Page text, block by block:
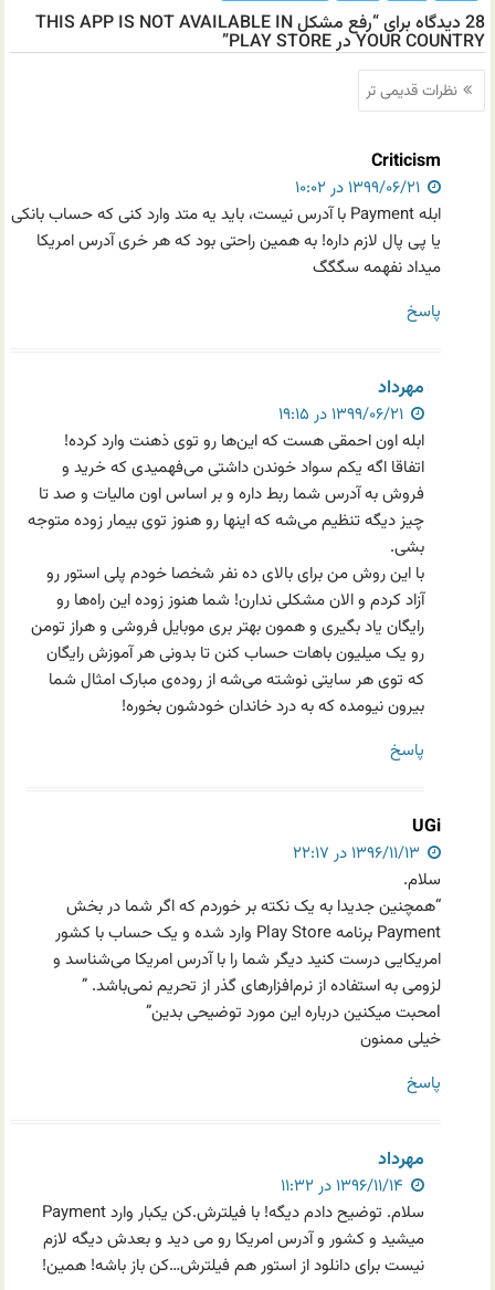
28 دیدگاه برای “رفع مشکل THIS APP IS NOT AVAILABLE IN
YOUR COUNTRY در PLAY STORE”
ناوبری
نظرات
نظرات قدیمی تر
Criticism
۱۳۹۹/۰۶/۲۱ در ۱۰:۰۲
ابله Payment با آدرس نیست، باید یه متد وارد کنی که حساب بانکی
یا پی پال لازم داره! به همین راحتی بود که هر خری آدرس امریکا
میداد نفهمه سگگگ
پاسخ
مهرداد
۱۳۹۹/۰۶/۲۱ در ۱۹:۱۵
ابله اون احمقی هست که این‌ها رو توی ذهنت وارد کرده!
اتفاقا اگه یکم سواد خوندن داشتی می‌فهمیدی که خرید و
فروش به آدرس شما ربط داره و بر اساس اون مالیات و صد تا
چیز دیگه تنظیم می‌شه که اینها رو هنوز توی بیمار زوده متوجه
بشی.
با این روش من برای بالای ده نفر شخصا خودم پلی استور رو
آزاد کردم و الان مشکلی ندارن! شما هنوز زوده این راه‌ها رو
رایگان یاد بگیری و همون بهتر بری موبایل فروشی و هراز تومن
رو یک میلیون باهات حساب کنن تا بدونی هر آموزش رایگان
که توی هر سایتی نوشته می‌شه از روده‌ی مبارک امثال شما
بیرون نیومده که به درد خاندان خودشون بخوره!
پاسخ
UGi
۱۳۹۶/۱۱/۱۳ در ۲۲:۱۷
سلام.
“همچنین جدیدا به یک نکته بر خوردم که اگر شما در بخش
Payment برنامه Play Store وارد شده و یک حساب با کشور
امریکایی درست کنید دیگر شما را با آدرس امریکا می‌شناسد و
لزومی به استفاده از نرم‌افزارهای گذر از تحریم نمی‌باشد. ”
lمحبت میکنین درباره این مورد توضیحی بدین”
خیلی ممنون
پاسخ
مهرداد
سلام. توضیح دادم دیگه! با فیلترش.کن یکبار وارد Payment
میشید و کشور و آدرس امریکا رو می دید و بعدش دیگه لازم
نیست برای دانلود از استور هم فیلترش…کن باز باشه! همین!